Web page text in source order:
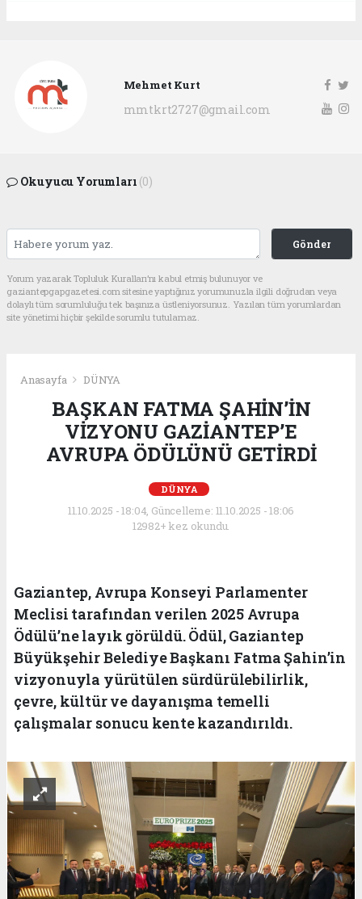
Mehmet Kurt
mmtkrt2727@gmail.com
Okuyucu Yorumları (0)
Gönder
Yorum yazarak Topluluk Kuralları’nı kabul etmiş bulunuyor ve
gaziantepgapgazetesi.com sitesine yaptığınız yorumunuzla ilgili doğrudan veya
dolaylı tüm sorumluluğu tek başınıza üstleniyorsunuz. Yazılan tüm yorumlardan
site yönetimi hiçbir şekilde sorumlu tutulamaz.
Anasayfa DÜNYA
BAŞKAN FATMA ŞAHİN’İN
VİZYONU GAZİANTEP’E
AVRUPA ÖDÜLÜNÜ GETİRDİ
DÜNYA
11.10.2025 - 18:04, Güncelleme: 11.10.2025 - 18:06
12982+ kez okundu.
Gaziantep, Avrupa Konseyi Parlamenter
Meclisi tarafından verilen 2025 Avrupa
Ödülü’ne layık görüldü. Ödül, Gaziantep
Büyükşehir Belediye Başkanı Fatma Şahin’in
vizyonuyla yürütülen sürdürülebilirlik,
çevre, kültür ve dayanışma temelli
çalışmalar sonucu kente kazandırıldı.